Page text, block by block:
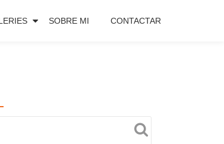
SOBRE MI CONTACTAR